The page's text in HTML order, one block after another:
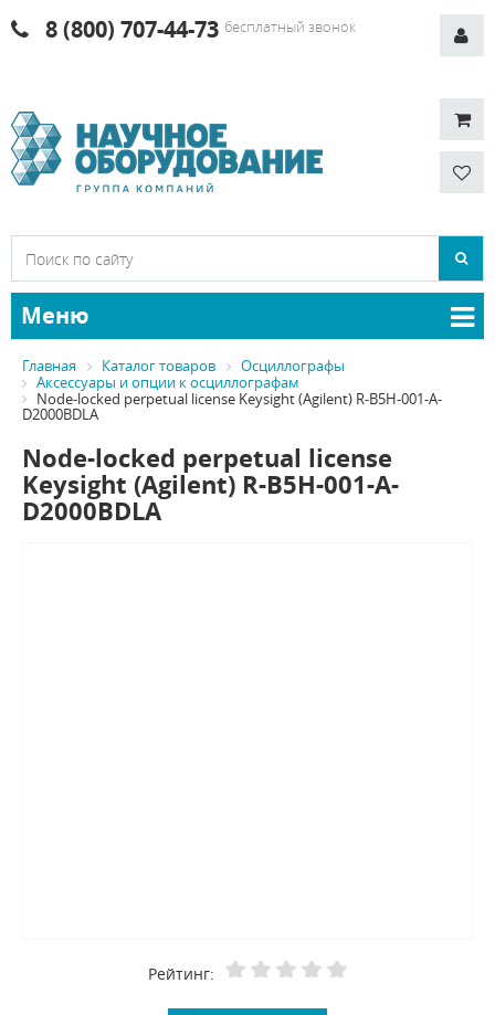
8 (800) 707-44-73 бесплатный звонок
Меню
Главная Каталог товаров
Осциллографы
Аксессуары и опции к осциллографам
Node-locked perpetual license Keysight (Agilent) R-B5H-001-A-
D2000BDLA
Node-locked perpetual license
Keysight (Agilent) R-B5H-001-A-
D2000BDLA
Рейтинг: